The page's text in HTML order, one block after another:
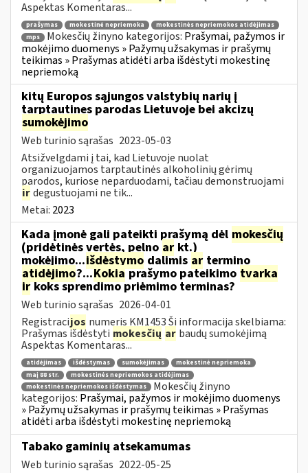
Aspektas Komentaras...
prašymas mokestinė nepriemoka
mokestinės nepriemokos atidėjimas
mps
Mokesčių žinyno kategorijos: Prašymai, pažymos ir
mokėjimo duomenys » Pažymų užsakymas ir prašymų
teikimas » Prašymas atidėti arba išdėstyti mokestinę
nepriemoką
kitų Europos sąjungos valstybių narių į
tarptautines parodas Lietuvoje bei akcizų
sumokėjimo
Web turinio sąrašas 2023-05-03
Atsižvelgdami į tai, kad Lietuvoje nuolat
organizuojamos tarptautinės alkoholinių gėrimų
parodos, kuriose neparduodami, tačiau demonstruojami
irdegustuojami ne tik...
Metai: 2023
Kada įmonė gali pateikti prašymą dėl mokesčių
(pridėtinės vertės, pelno ar kt.)
mokėjimo...išdėstymo dalimis ar termino
atidėjimo?...Kokiaprašymo pateikimo tvarka
irkoks sprendimo priėmimo terminas?
Web turinio sąrašas 2026-04-01
Registracijos numeris KM1453 Ši informacija skelbiama:
Prašymas išdėstyti mokesčių ar baudų sumokėjimą
Aspektas Komentaras...
atidėjimas išdėstymas sumokėjimas
mokestinė nepriemoka
maį 88 str.
mokestinės nepriemokos atidėjimas
mokestinės nepriemokos išdėstymas
Mokesčių žinyno
kategorijos: Prašymai, pažymos ir mokėjimo duomenys
» Pažymų užsakymas ir prašymų teikimas » Prašymas
atidėti arba išdėstyti mokestinę nepriemoką
Tabako gaminių atsekamumas
Web turinio sąrašas 2022-05-25